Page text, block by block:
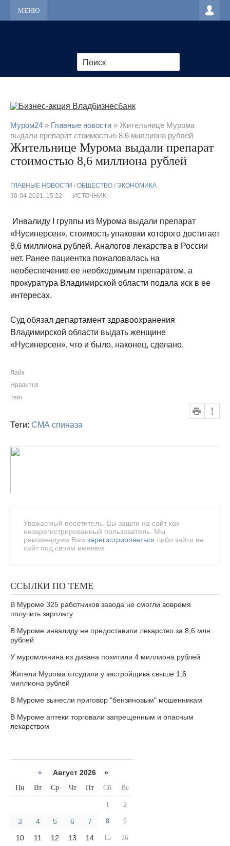
МЕНЮ
Муром24 » Главные новости » Жительнице Мурома
выдали препарат стоимостью 8,6 миллиона рублей
Жительнице Мурома выдали препарат
стоимостью 8,6 миллиона рублей
ГЛАВНЫЕ НОВОСТИ / ОБЩЕСТВО / ЭКОНОМИКА
30-04-2021, 15:22
ИСТОЧНИК:
Инвалиду I группы из Мурома выдали препарат
«Нусинерсен», стоимость упаковки которого достигает
8,6 миллиона рублей. Аналогов лекарства в России
нет. Ранее пациентка пожаловалась на
необеспечение ее необходимым препаратом, а
прокуратура Владимирской области подала иск в ее
интересах.
Суд обязал департамент здравоохранения
Владимирской области выдать женщине
«Нусинерсен», что и было, наконец, сделано.
Лайк
Нравится
Твит
Теги: СМА спиназа
Уважаемый посетитель, Вы зашли на сайт как
незарегистрированный пользователь. Мы
рекомендуем Вам зарегистрироваться либо зайти на
сайт под своим именем.
ССЫЛКИ ПО ТЕМЕ
В Муроме 325 работников завода не смогли вовремя
получить зарплату
В Муроме инвалиду не предоставили лекарство за 8,6 млн
рублей
У муромлянина из дивана похитили 4 миллиона рублей
Жители Мурома отсудили у застройщика свыше 1,6
миллиона рублей
В Муроме вынесли приговор "бензиновым" мошенникам
В Муроме аптеки торговали запрещенным и опасным
лекарством
« Август 2026 »
Пн Вт Ср Чт Пт Сб Вс
1 2
3 4 5 6 7 8 9
10 11 12 13 14 15 16